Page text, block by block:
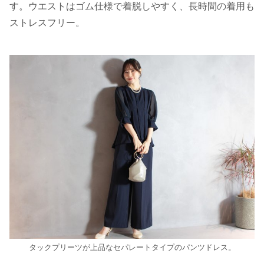
す。ウエストはゴム仕様で着脱しやすく、長時間の着用も
ストレスフリー。
タックプリーツが上品なセパレートタイプのパンツドレス。